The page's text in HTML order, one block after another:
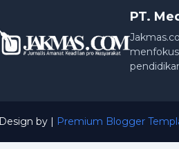
PT.
Design by | Premium Blogger